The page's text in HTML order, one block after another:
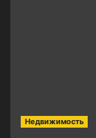
Недвижимость